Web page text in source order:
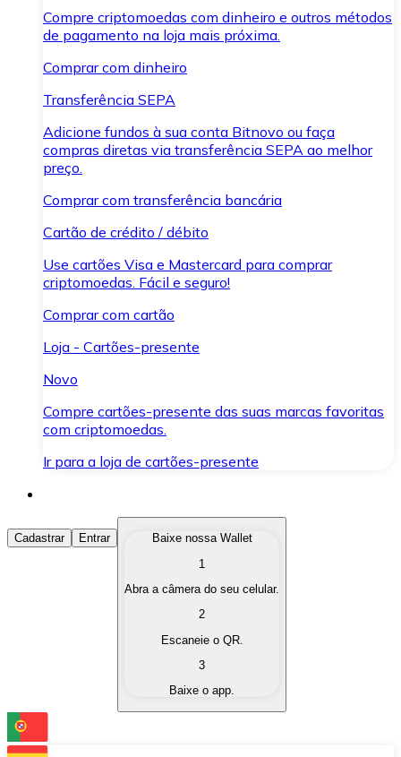
Compre criptomoedas com dinheiro e outros métodos
de pagamento na loja mais próxima.
Comprar com dinheiro
Transferência SEPA
Adicione fundos à sua conta Bitnovo ou faça
compras diretas via transferência SEPA ao melhor
preço.
Comprar com transferência bancária
Cartão de crédito / débito
Use cartões Visa e Mastercard para comprar
criptomoedas. Fácil e seguro!
Comprar com cartão
Loja - Cartões-presente
Novo
Compre cartões-presente das suas marcas favoritas
com criptomoedas.
Ir para a loja de cartões-presente
Comprar Criptomoedas
Compre as criptomoedas de seu interesse de forma
Converta suas criptomoedas em moeda fiduciária
Troque uma criptomoeda por outra
Cadastrar Entrar
Baixe nossa Wallet
1
Abra a câmera do seu celular.
2
Escaneie o QR.
3
Baixe o app.